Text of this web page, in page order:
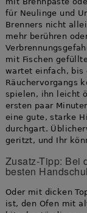
für Neulinge und
Brenners nicht
mehr berühren
mit Fischen
wartet einfach, bis
Räuchervorgangs
spielen, ihn leicht
ersten paar
eine gute, starke
durchgart.
geritzt, und Ihr
Zusatz-Tipp: Bei
besten
Oder mit dicken
ist, den Ofen mit